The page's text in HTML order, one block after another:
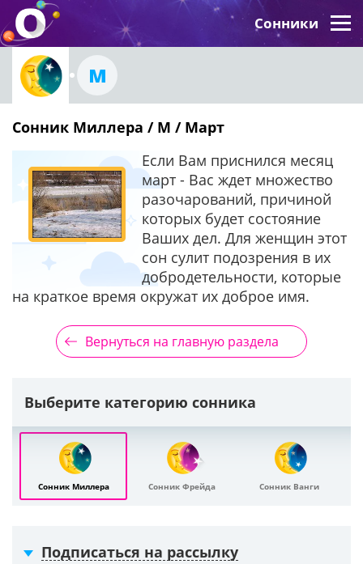
Сонники
М
Сонник Миллера / М / Март
Если Вам приснился месяц
март - Вас ждет множество
разочарований, причиной
которых будет состояние
Ваших дел. Для женщин этот
сон сулит подозрения в их
добродетельности, которые
на краткое время окружат их доброе имя.
Вернуться на главную раздела
Выберите категорию сонника
Сонник Миллера Сонник Фрейда Сонник Ванги
Подписаться на рассылку